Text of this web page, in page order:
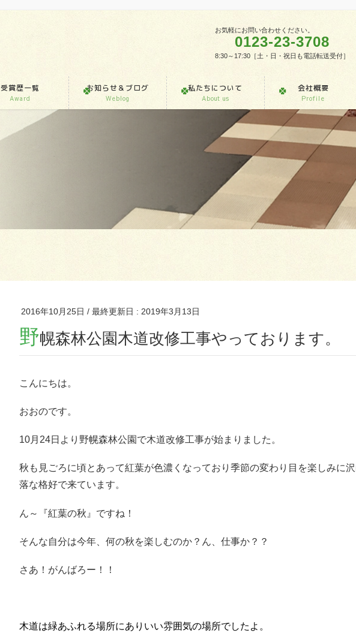
お気軽にお問い合わせください。
0123-23-3708
8:30～17:30［土・日・祝日も電話転送受付］
受賞歴一覧
Award
お知らせ＆ブログ
Weblog
私たちについて
About us
会社概要
Profile
2016年10月25日 / 最終更新日 : 2019年3月13日
野幌森林公園木道改修工事やっております。
こんにちは。
おおのです。
10月24日より野幌森林公園で木道改修工事が始まりました。
秋も見ごろに頃とあって紅葉が色濃くなっており季節の変わり目を楽しみに
落な格好で来ています。
ん～『紅葉の秋』ですね！
そんな自分は今年、何の秋を楽しむのか？ん、仕事か？？
さあ！がんばろー！！
木道は緑あふれる場所にありいい雰囲気の場所でしたよ。